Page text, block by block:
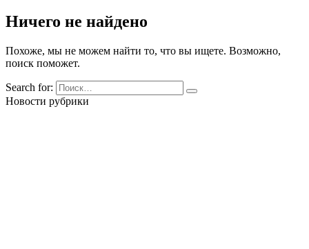
Ничего не найдено
Похоже, мы не можем найти то, что вы ищете. Возможно,
поиск поможет.
Search for:
Новости рубрики